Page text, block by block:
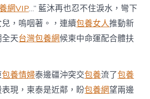
網VIP…” 藍沐再也忍不住淚水，彎下
，嗚咽著。，連續包養女人推動新
天台灣包養網候柬中命運配合體扶
包養情婦泰邊疆沖突交包養流了包養
現，柬泰是近鄰，盼包養網望兩邊